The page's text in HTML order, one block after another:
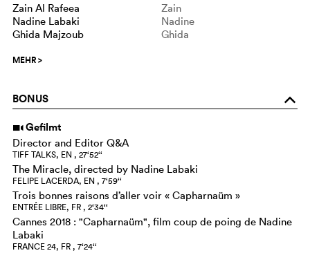
Zain Al Rafeea
Zain
Nadine Labaki
Nadine
Ghida Majzoub
Ghida
MEHR>
BONUS o
i Gefilmt
Director and Editor Q&A
TIFF TALKS, EN , 27‘52‘‘
The Miracle, directed by Nadine Labaki
FELIPE LACERDA, EN , 7‘59‘‘
Trois bonnes raisons d’aller voir « Capharnaüm »
ENTRÉE LIBRE, FR , 2‘34‘‘
Cannes 2018 : "Capharnaüm", film coup de poing de Nadine
Labaki
FRANCE 24, FR , 7‘24‘‘